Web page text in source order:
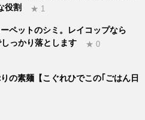
役割
★ 1
ペットのシミ。レイコップなら
っかり落とします
★ 0
の素麺【こぐれひでこの｢ごはん日